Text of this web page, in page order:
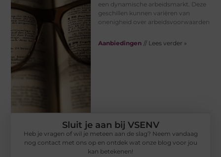
een dynamische arbeidsmarkt. Deze
geschillen kunnen variëren van
onenigheid over arbeidsvoorwaarden
Aanbiedingen // Lees verder »
Sluit je aan bij VSENV
Heb je vragen of wil je meteen aan de slag? Neem vandaag
nog contact met ons op en ontdek wat onze blog voor jou
kan betekenen!